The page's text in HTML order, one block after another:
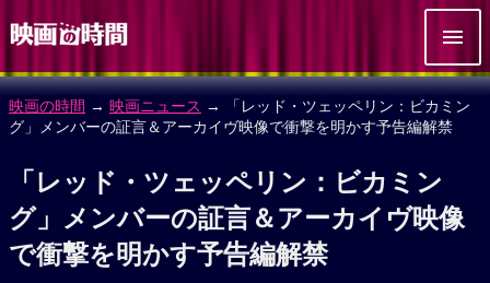
映画の時間 → 映画ニュース → 「レッド・ツェッペリン：ビカミン
グ」メンバーの証言＆アーカイヴ映像で衝撃を明かす予告編解禁
「レッド・ツェッペリン：ビカミン
グ」メンバーの証言＆アーカイヴ映像
で衝撃を明かす予告編解禁